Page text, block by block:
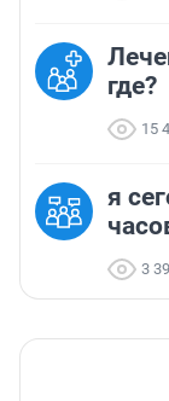
где?
15
я
3